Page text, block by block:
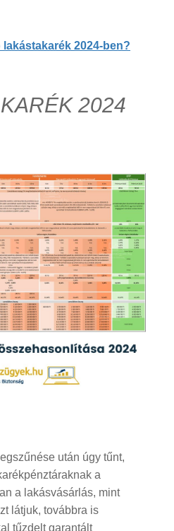
lakástakarék 2024-ben?
2024
után úgy tűnt,
a
a lakásvásárlás, mint
látjuk, továbbra is
tűzdelt garantált